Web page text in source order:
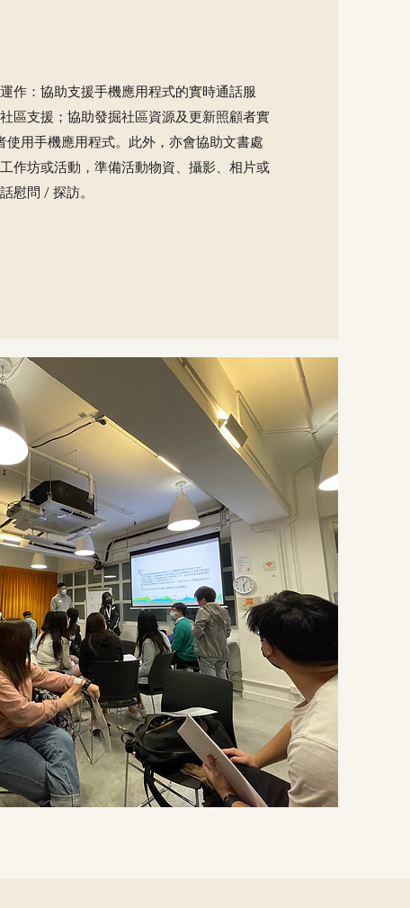
作：協助支援手機應用程式的實時通話服
區支援；協助發掘社區資源及更新照顧者實
使用手機應用程式。此外，亦會協助文書處
作坊或活動，準備活動物資、攝影、相片或
慰問 / 探訪。